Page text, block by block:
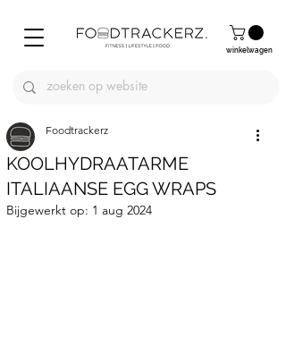
winkelwagen
KOOLHYDRAATARME
ITALIAANSE EGG WRAPS
Foodtrackerz
Bijgewerkt op: 1 aug 2024